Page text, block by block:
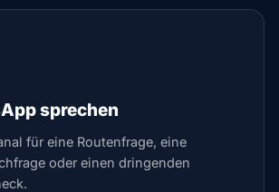
sprechen
für eine Routenfrage, eine
oder einen dringenden